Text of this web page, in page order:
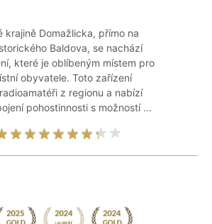
krajině Domažlicka, přímo na
Baldova, se nachází
které je oblíbeným místem pro
obyvatele. Toto zařízení
z regionu a nabízí
pohostinnosti s možností ...